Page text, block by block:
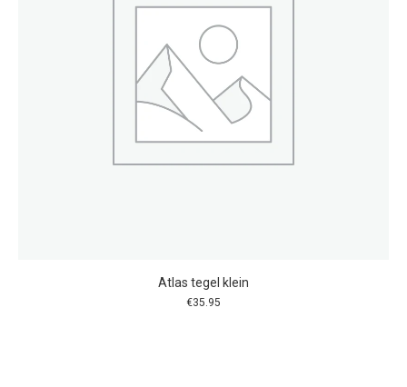
Atlas tegel klein
€35.95